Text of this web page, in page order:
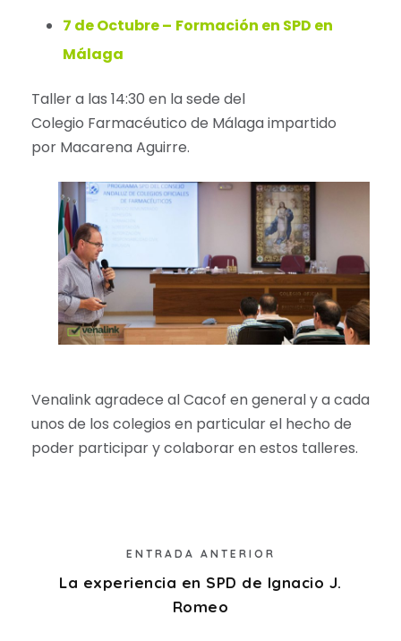
7 de Octubre – Formación en SPD en
Málaga
Taller a las 14:30 en la sede del
Colegio Farmacéutico de Málaga impartido
por Macarena Aguirre.
Venalink agradece al Cacof en general y a cada
unos de los colegios en particular el hecho de
poder participar y colaborar en estos talleres.
ENTRADA ANTERIOR
La experiencia en SPD de Ignacio J.
Romeo